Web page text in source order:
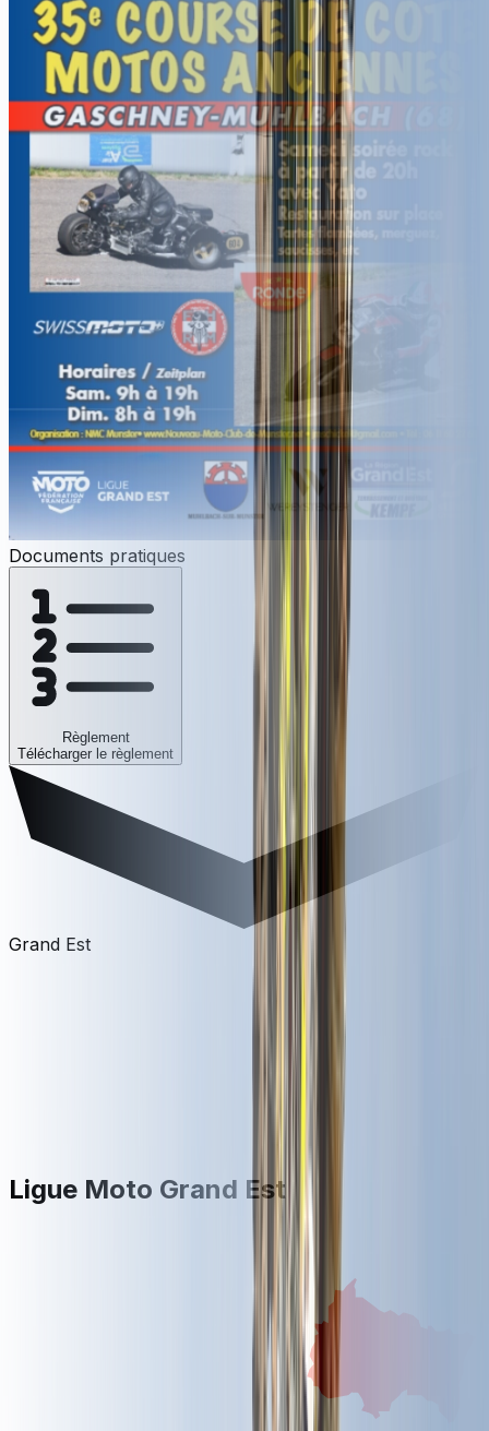
Documents pratiques
Règlement
Télécharger le règlement
Grand Est
Ligue Moto Grand Est